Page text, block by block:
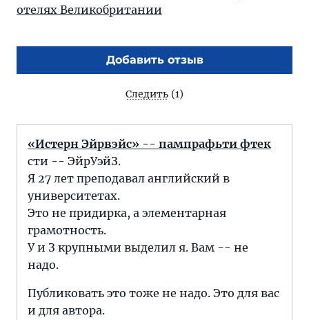
отелях Великобритании
Добавить отзыв
Следить (1)
«Истерн Эйрвэйс» -- пампрафьти фтек
сти -- ЭйрУэйЗ.
Я 27 лет преподавал английский в
университетах.
Это не придирка, а элементарная
грамотность.
У и З крупными выделил я. Вам -- не
надо.
Публиковать это тоже не надо. Это для вас
и для автора.